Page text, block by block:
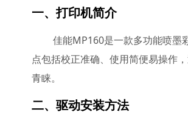
一、打印机简介
佳能MP160是一款多功能喷墨
点包括校正准确、使用简便易操作
青睐。
二、驱动安装方法